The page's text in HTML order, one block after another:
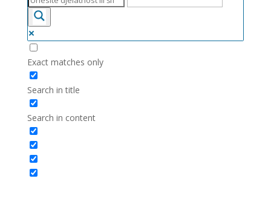
Exact matches only
Search in title
Search in content